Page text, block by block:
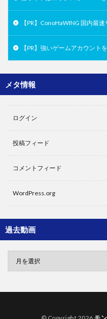
【PR】ConoHaWING 国内最
【PR】強いゲームアカウント
メタ情報
ログイン
投稿フィード
コメントフィード
WordPress.org
過去動画